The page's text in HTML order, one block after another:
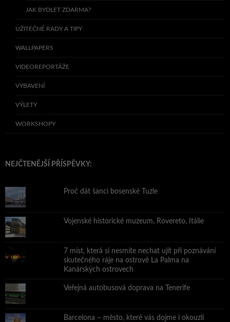
JAK BYDLET ZDARMA?
UŽITEČNÉ RADY A TIPY
WALLPAPERS
VIDEOREPORTÁŽE
VYBAVENÍ
VÝLETY
WORKSHOPY
NEJČTENĚJŠÍ PŘÍSPĚVKY:
Proč dát šanci bosenské Tuzle
Vojenské historické muzeum, Rovereto, Itálie
7 míst, která si nesmíte nechat ujít při poznávání
skutečného ráje na ostrově La Palma na
Kanárských ostrovech
Veřejná autobusová doprava na Tenerife
Barcelona – město, které vás dojme i okouzlí